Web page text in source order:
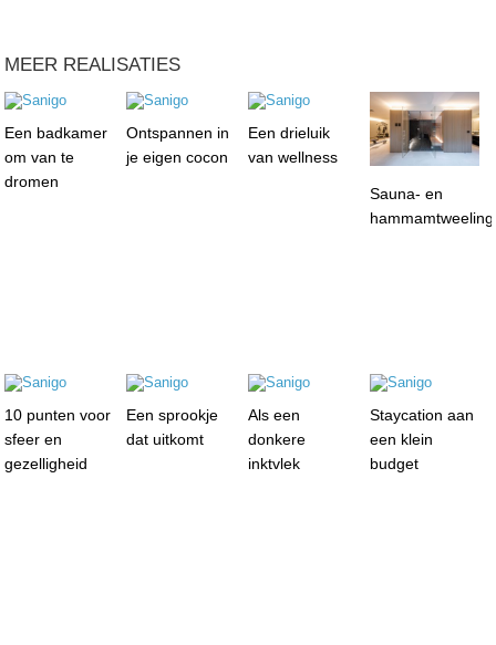
MEER REALISATIES
Een badkamer
om van te
dromen
Ontspannen in
je eigen cocon
Een drieluik
van wellness
Sauna- en
hammamtweeling
10 punten voor
sfeer en
gezelligheid
Een sprookje
dat uitkomt
Als een
donkere
inktvlek
Staycation aan
een klein
budget